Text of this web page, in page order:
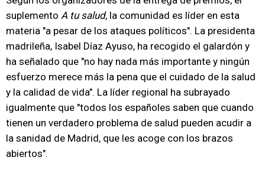
suplemento A tu salud, la comunidad es líder en esta
materia "a pesar de los ataques políticos". La presidenta
madrileña, Isabel Díaz Ayuso, ha recogido el galardón y
ha señalado que "no hay nada más importante y ningún
esfuerzo merece más la pena que el cuidado de la salud
y la calidad de vida". La líder regional ha subrayado
igualmente que "todos los españoles saben que cuando
tienen un verdadero problema de salud pueden acudir a
la sanidad de Madrid, que les acoge con los brazos
abiertos".